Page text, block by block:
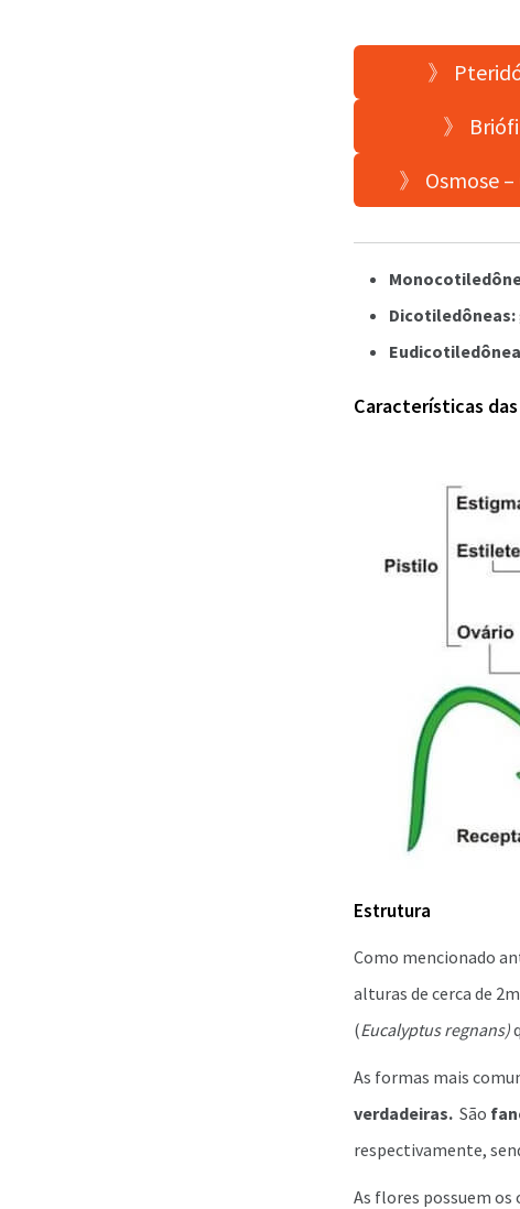
》
》
》 Osmose
Dicotiledôneas:
Características
Estrutura
Como mencionado
alturas de cerca de
(Eucalyptus regnans)
As formas mais
verdadeiras. São
respectivamente,
As flores possuem os